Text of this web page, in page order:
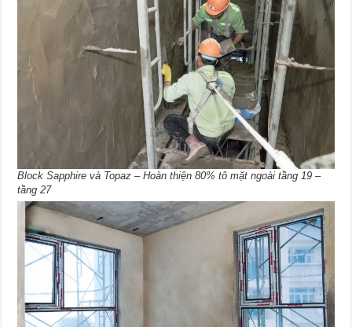
Block Sapphire và Topaz – Hoàn thiện 80% tô mặt ngoài tầng 19 –
tầng 27